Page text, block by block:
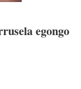
egongo